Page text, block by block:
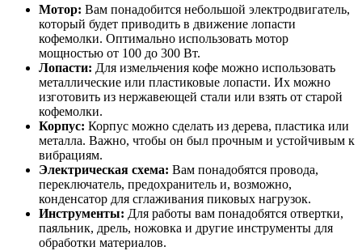
Мотор: Вам понадобится небольшой электродвигатель,
который будет приводить в движение лопасти
кофемолки. Оптимально использовать мотор
мощностью от 100 до 300 Вт.
Лопасти: Для измельчения кофе можно использовать
металлические или пластиковые лопасти. Их можно
изготовить из нержавеющей стали или взять от старой
кофемолки.
Корпус: Корпус можно сделать из дерева, пластика или
металла. Важно, чтобы он был прочным и устойчивым к
вибрациям.
Электрическая схема: Вам понадобятся провода,
переключатель, предохранитель и, возможно,
конденсатор для сглаживания пиковых нагрузок.
Инструменты: Для работы вам понадобятся отвертки,
паяльник, дрель, ножовка и другие инструменты для
обработки материалов.